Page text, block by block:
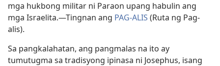
mga hukbong militar ni Paraon upang habulin ang
mga Israelita.​—Tingnan ang PAG-ALIS (Ruta ng Pag-
alis).
Sa pangkalahatan, ang pangmalas na ito ay
tumutugma sa tradisyong ipinasa ni Josephus, isang